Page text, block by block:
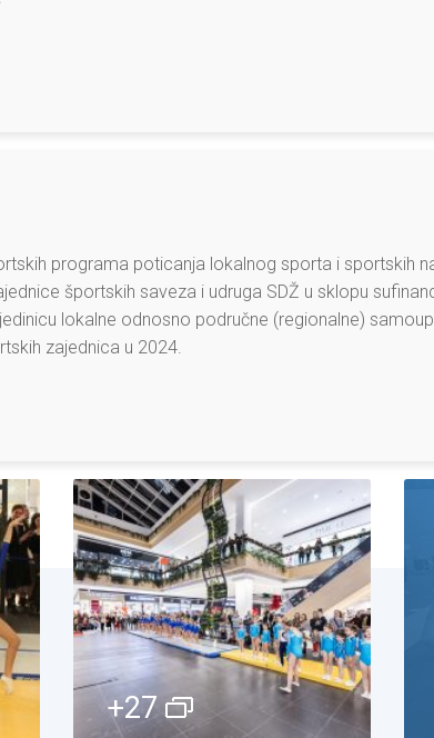
programa poticanja lokalnog sporta i sportskih
športskih saveza i udruga SDŽ u sklopu
lokalne odnosno područne (regionalne)
zajednica u 2024.
+27